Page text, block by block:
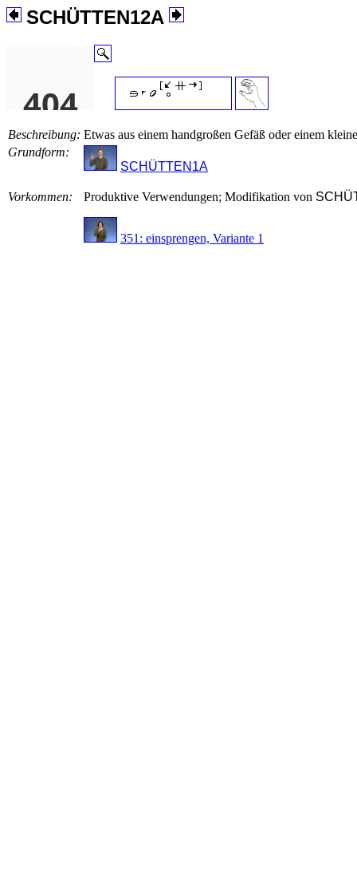
SCHÜTTEN12A
Beschreibung: Etwas aus einem handgroßen Gefäß oder einem
Grundform:
SCHÜTTEN1A
Vorkommen: Produktive Verwendungen; Modifikation von
351: einsprengen, Variante 1